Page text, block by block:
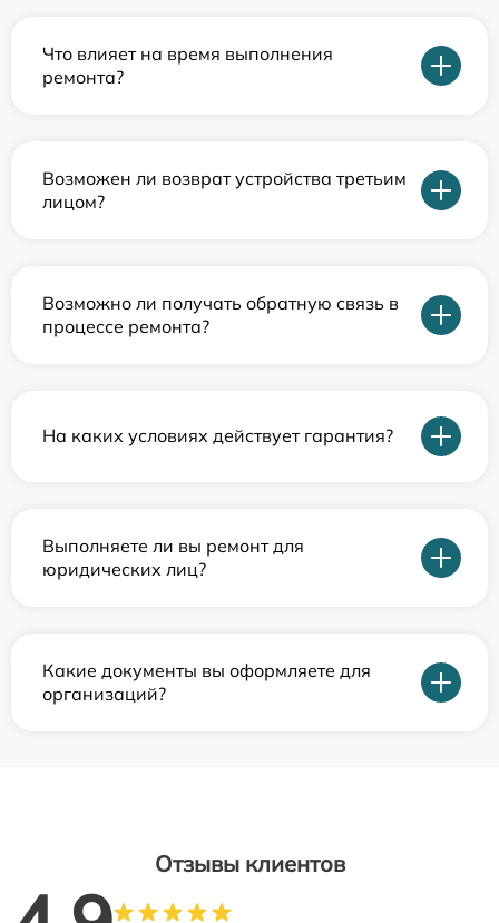
Что влияет на время выполнения
ремонта?
Возможен ли возврат устройства третьим
лицом?
Возможно ли получать обратную связь в
процессе ремонта?
На каких условиях действует гарантия?
Выполняете ли вы ремонт для
юридических лиц?
Какие документы вы оформляете для
организаций?
Отзывы клиентов